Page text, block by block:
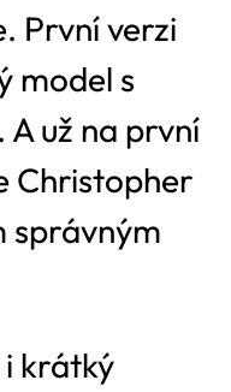
První verzi
model s
už na první
Christopher
správným
i krátký